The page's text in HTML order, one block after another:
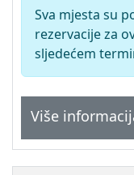
Sva mjesta su
rezervacije za
sljedećem
Više